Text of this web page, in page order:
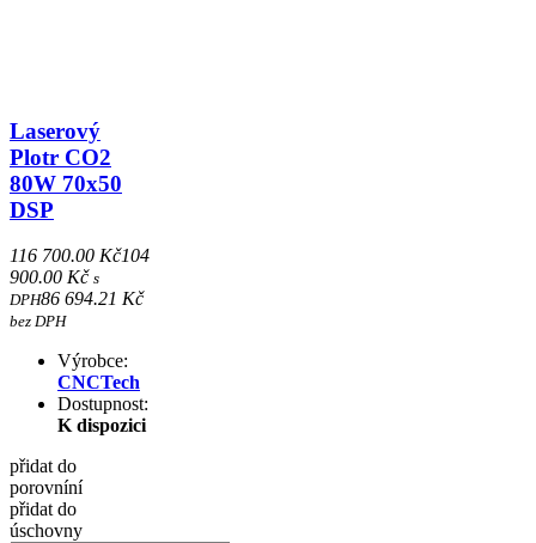
Laserový
Plotr CO2
80W 70x50
DSP
116 700.00 Kč104
900.00 Kč s
DPH86 694.21 Kč
bez DPH
Výrobce:
CNCTech
Dostupnost:
K dispozici
přidat do
porovníní
přidat do
úschovny